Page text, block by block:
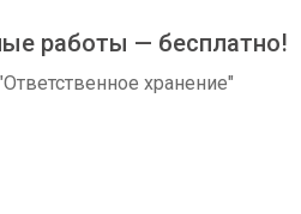
работы — бесплатно!
хранение"